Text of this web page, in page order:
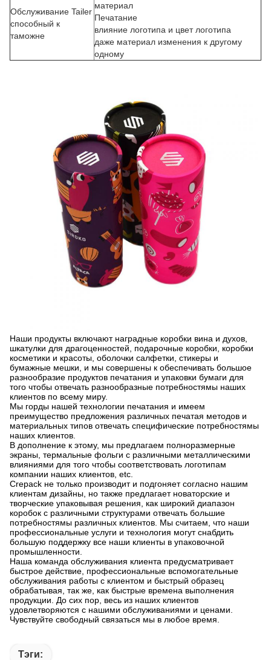
Обслуживание Tailer
способный к
таможне
материал
Печатание
влияние логотипа и цвет логотипа
даже материал изменения к другому
одному
Наши продукты включают наградные коробки вина и духов,
шкатулки для драгоценностей, подарочные коробки, коробки
косметики и красоты, оболочки салфетки, стикеры и
бумажные мешки, и мы совершены к обеспечивать большое
разнообразие продуктов печатания и упаковки бумаги для
того чтобы отвечать разнообразные потребностямы наших
клиентов по всему миру.
Мы горды нашей технологии печатания и имеем
преимущество предложения различных печатая методов и
материальных типов отвечать специфические потребностямы
наших клиентов.
В дополнение к этому, мы предлагаем полноразмерные
экраны, термальные фольги с различными металлическими
влияниями для того чтобы соответствовать логотипам
компании наших клиентов, etc.
Crepack не только производит и подгоняет согласно нашим
клиентам дизайны, но также предлагает новаторские и
творческие упаковывая решения, как широкий диапазон
коробок с различными структурами отвечать большие
потребностямы различных клиентов. Мы считаем, что наши
профессиональные услуги и технология могут снабдить
большую поддержку все наши клиенты в упаковочной
промышленности.
Наша команда обслуживания клиента предусматривает
быстрое действие, профессиональные вспомогательные
обслуживания работы с клиентом и быстрый образец
обрабатывая, так же, как быстрые времена выполнения
продукции. До сих пор, весь из наших клиентов
удовлетворяются с нашими обслуживаниями и ценами.
Чувствуйте свободный связаться мы в любое время.
Тэги: